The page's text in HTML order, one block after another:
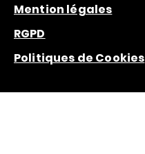
Mention légales
RGPD
Politiques de Cookies